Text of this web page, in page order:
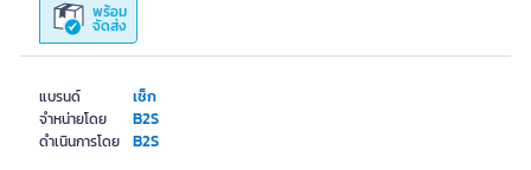
แบรนด์ เช็ก
จำหน่ายโดย B2S
ดำเนินการโดย B2S
พร้อม
จัดส่ง